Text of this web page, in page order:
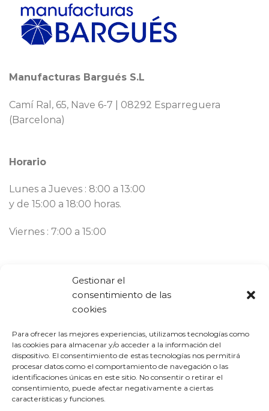
Gestionar el
consentimiento de las
cookies
Para ofrecer las mejores experiencias, utilizamos tecnologías como
las cookies para almacenar y/o acceder a la información del
dispositivo. El consentimiento de estas tecnologías nos permitirá
procesar datos como el comportamiento de navegación o las
identificaciones únicas en este sitio. No consentir o retirar el
consentimiento, puede afectar negativamente a ciertas
características y funciones.
Manufacturas Bargués S.L
Camí Ral, 65, Nave 6-7 | 08292 Esparreguera
(Barcelona)
Horario
Lunes a Jueves : 8:00 a 13:00
y de 15:00 a 18:00 horas.
Viernes : 7:00 a 15:00
Llámanos ahora:93 777 82 58
bargues@mbargues.com